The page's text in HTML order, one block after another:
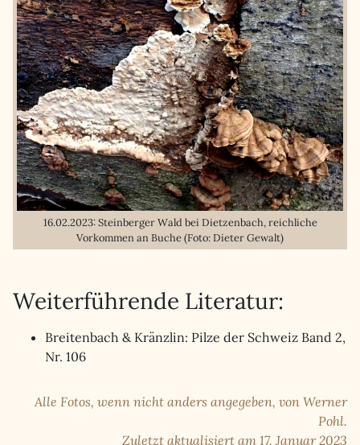
16.02.2023: Steinberger Wald bei Dietzenbach, reichliche
Vorkommen an Buche (Foto: Dieter Gewalt)
Weiterführende Literatur:
Breitenbach & Kränzlin: Pilze der Schweiz Band 2,
Nr. 106
Alle Fotos, wenn nicht anders angegeben, von Werner
Pohl.
Zuletzt aktualisiert am 17. Januar 2023